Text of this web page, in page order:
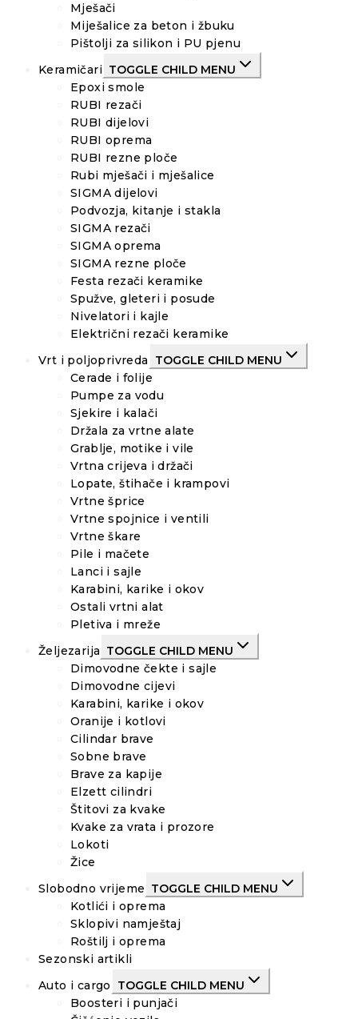
Mješači
Miješalice za beton i žbuku
Pištolji za silikon i PU pjenu
Keramičari TOGGLE CHILD MENU
Epoxi smole
RUBI rezači
RUBI dijelovi
RUBI oprema
RUBI rezne ploče
Rubi mješači i mješalice
SIGMA dijelovi
Podvozja, kitanje i stakla
SIGMA rezači
SIGMA oprema
SIGMA rezne ploče
Festa rezači keramike
Spužve, gleteri i posude
Nivelatori i kajle
Električni rezači keramike
Vrt i poljoprivreda
TOGGLE CHILD MENU
Cerade i folije
Pumpe za vodu
Sjekire i kalači
Držala za vrtne alate
Grablje, motike i vile
Vrtna crijeva i držači
Lopate, štihače i krampovi
Vrtne šprice
Vrtne spojnice i ventili
Vrtne škare
Pile i mačete
Lanci i sajle
Karabini, karike i okov
Ostali vrtni alat
Pletiva i mreže
Željezarija TOGGLE CHILD MENU
Dimovodne čekte i sajle
Dimovodne cijevi
Karabini, karike i okov
Oranije i kotlovi
Cilindar brave
Sobne brave
Brave za kapije
Elzett cilindri
Štitovi za kvake
Kvake za vrata i prozore
Lokoti
Žice
Slobodno vrijeme TOGGLE CHILD MENU
Kotlići i oprema
Sklopivi namještaj
Roštilj i oprema
Sezonski artikli
Auto i cargo
TOGGLE CHILD MENU
Boosteri i punjači